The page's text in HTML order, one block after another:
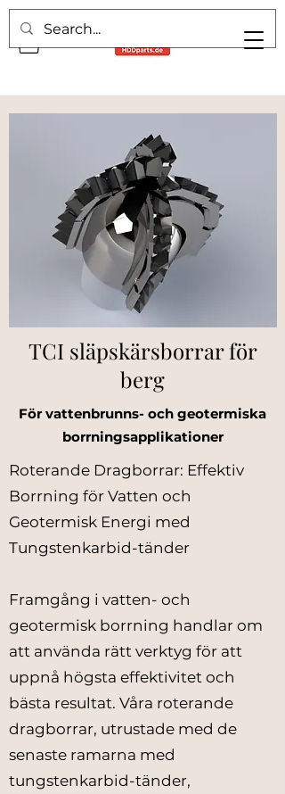
TCI släpskärsborrar för
berg
För vattenbrunns- och geotermiska
borrningsapplikationer
Roterande Dragborrar: Effektiv
Borrning för Vatten och
Geotermisk Energi med
Tungstenkarbid-tänder
Framgång i vatten- och
geotermisk borrning handlar om
att använda rätt verktyg för att
uppnå högsta effektivitet och
bästa resultat. Våra roterande
dragborrar, utrustade med de
senaste ramarna med
tungstenkarbid-tänder,